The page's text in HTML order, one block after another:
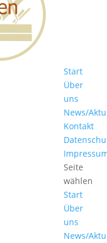
Start
Über
uns
News/
Kontakt
Seite
wählen
Start
Über
uns
News/